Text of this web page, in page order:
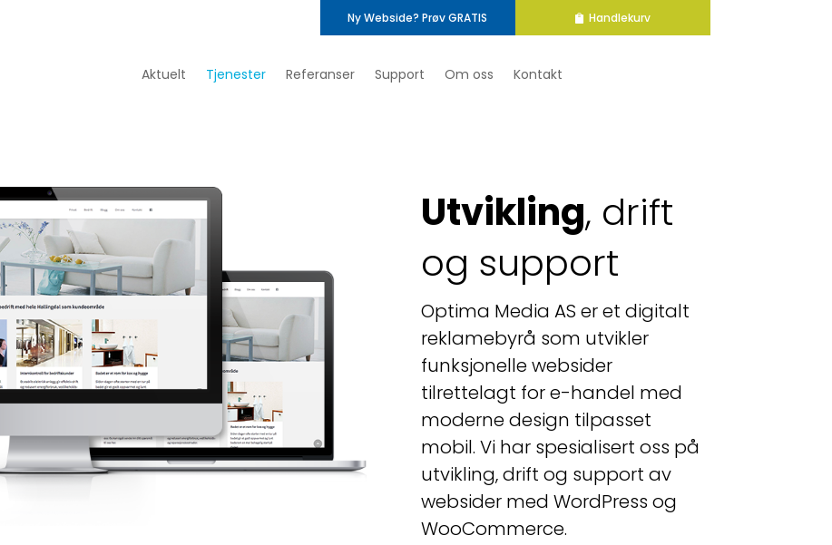
Ny Webside? Prøv GRATIS Handlekurv
Aktuelt Tjenester Referanser Support Om oss Kontakt
Utvikling, drift
og support
Optima Media AS er et digitalt
reklamebyrå som utvikler
funksjonelle websider
tilrettelagt for e-handel med
moderne design tilpasset
mobil. Vi har spesialisert oss på
utvikling, drift og support av
websider med WordPress og
WooCommerce.